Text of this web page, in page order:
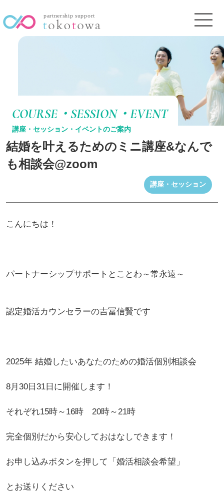
COURSE・SESSION・EVENT
講座・セッション・イベントのご案内
結婚を叶えるためのミニ講座&なんで
も相談会@zoom
講座・セッション
こんにちは！
パートナーシップサポートとことわ～常永遠～
認定婚活カウンセラーの吉冨信賢です
2025年 結婚したいあなたのための婚活個別相談会
8月30日31日に開催します！
それぞれ15時～16時 20時～21時
完全個別だから安心しておはなしできます！
お申し込みボタンを押して「婚活相談会希望」
とお送りください